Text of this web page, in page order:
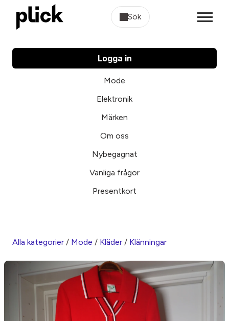
Sök
Logga in
Mode
Elektronik
Märken
Om oss
Nybegagnat
Vanliga frågor
Presentkort
Alla kategorier / Mode / Kläder / Klänningar